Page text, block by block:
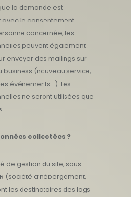
la demande est
le consentement
concernée, les
peuvent également
envoyer des mailings sur
business (nouveau service,
événements…). Les
ne seront utilisées que
collectées ?
de gestion du site, sous-
(société d’hébergement,
les destinataires des logs